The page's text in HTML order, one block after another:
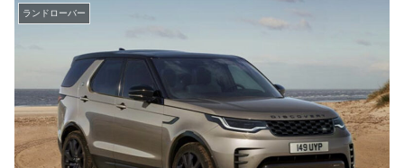
ランドローバー